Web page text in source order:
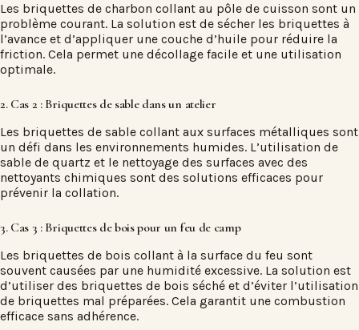
Les briquettes de charbon collant au pôle de cuisson sont un
problème courant. La solution est de sécher les briquettes à
l’avance et d’appliquer une couche d’huile pour réduire la
friction. Cela permet une décollage facile et une utilisation
optimale.
2. Cas 2 : Briquettes de sable dans un atelier
Les briquettes de sable collant aux surfaces métalliques sont
un défi dans les environnements humides. L’utilisation de
sable de quartz et le nettoyage des surfaces avec des
nettoyants chimiques sont des solutions efficaces pour
prévenir la collation.
3. Cas 3 : Briquettes de bois pour un feu de camp
Les briquettes de bois collant à la surface du feu sont
souvent causées par une humidité excessive. La solution est
d’utiliser des briquettes de bois séché et d’éviter l’utilisation
de briquettes mal préparées. Cela garantit une combustion
efficace sans adhérence.